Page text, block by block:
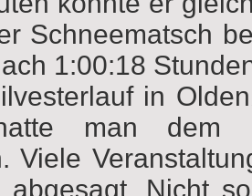
Schneematsch
1:00:18
in
man dem
Viele
abgesagt. Nicht